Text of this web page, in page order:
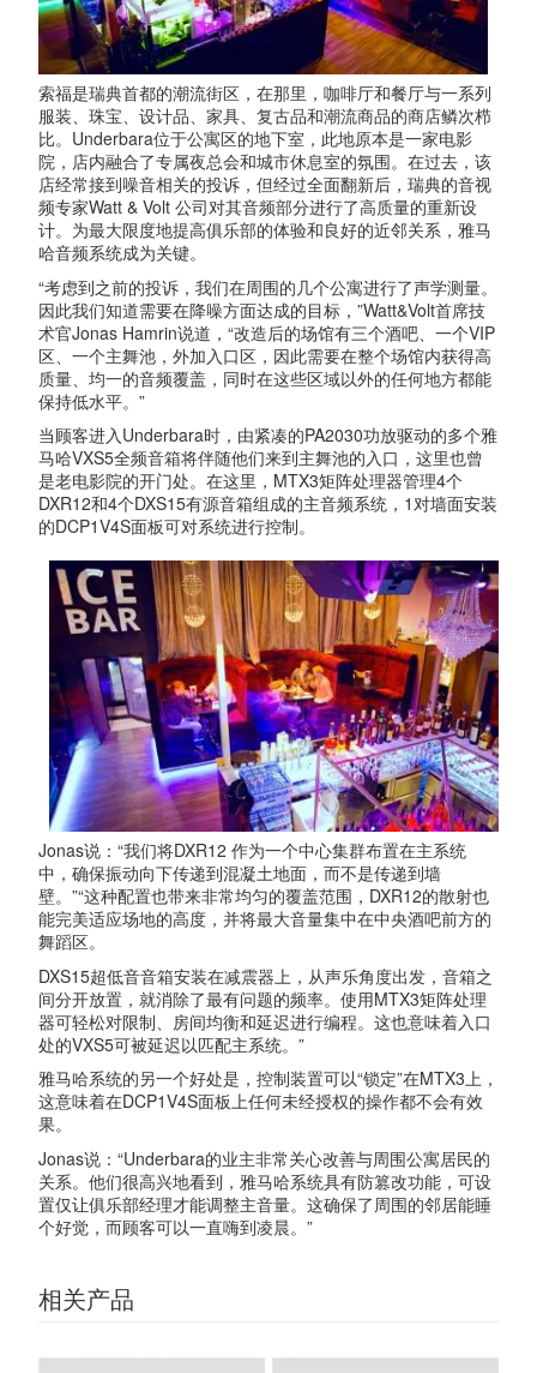
索福是瑞典首都的潮流街区，在那里，咖啡厅和餐厅与一系列
服装、珠宝、设计品、家具、复古品和潮流商品的商店鳞次栉
比。Underbara位于公寓区的地下室，此地原本是一家电影
院，店内融合了专属夜总会和城市休息室的氛围。在过去，该
店经常接到噪音相关的投诉，但经过全面翻新后，瑞典的音视
频专家Watt & Volt 公司对其音频部分进行了高质量的重新设
计。为最大限度地提高俱乐部的体验和良好的近邻关系，雅马
哈音频系统成为关键。
“考虑到之前的投诉，我们在周围的几个公寓进行了声学测量。
因此我们知道需要在降噪方面达成的目标，”Watt&Volt首席技
术官Jonas Hamrin说道，“改造后的场馆有三个酒吧、一个VIP
区、一个主舞池，外加入口区，因此需要在整个场馆内获得高
质量、均一的音频覆盖，同时在这些区域以外的任何地方都能
保持低水平。”
当顾客进入Underbara时，由紧凑的PA2030功放驱动的多个雅
马哈VXS5全频音箱将伴随他们来到主舞池的入口，这里也曾
是老电影院的开门处。在这里，MTX3矩阵处理器管理4个
DXR12和4个DXS15有源音箱组成的主音频系统，1对墙面安装
的DCP1V4S面板可对系统进行控制。
Jonas说：“我们将DXR12 作为一个中心集群布置在主系统
中，确保振动向下传递到混凝土地面，而不是传递到墙
壁。”“这种配置也带来非常均匀的覆盖范围，DXR12的散射也
能完美适应场地的高度，并将最大音量集中在中央酒吧前方的
舞蹈区。
DXS15超低音音箱安装在减震器上，从声乐角度出发，音箱之
间分开放置，就消除了最有问题的频率。使用MTX3矩阵处理
器可轻松对限制、房间均衡和延迟进行编程。这也意味着入口
处的VXS5可被延迟以匹配主系统。”
雅马哈系统的另一个好处是，控制装置可以“锁定”在MTX3上，
这意味着在DCP1V4S面板上任何未经授权的操作都不会有效
果。
Jonas说：“Underbara的业主非常关心改善与周围公寓居民的
关系。他们很高兴地看到，雅马哈系统具有防篡改功能，可设
置仅让俱乐部经理才能调整主音量。这确保了周围的邻居能睡
个好觉，而顾客可以一直嗨到凌晨。”
相关产品